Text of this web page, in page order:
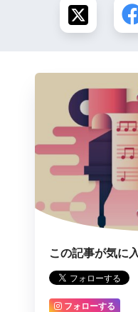
この記事が気に
フォローする